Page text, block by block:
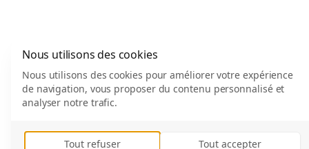
Nous utilisons des cookies
Nous utilisons des cookies pour améliorer votre expérience
de navigation, vous proposer du contenu personnalisé et
analyser notre trafic.
Tout refuser Tout accepter